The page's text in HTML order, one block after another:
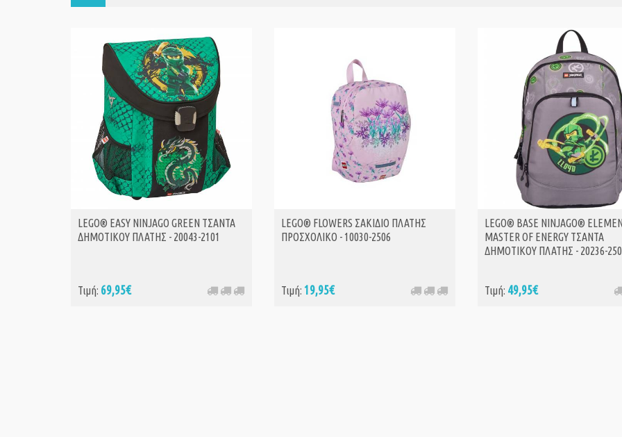
LEGO® EASY NINJAGO GREEN ΤΣΑΝΤΑ
ΔΗΜΟΤΙΚΟΥ ΠΛΑΤΗΣ - 20043-2101
Τιμή: 69,95€
LEGO® FLOWERS ΣΑΚΙΔΙΟ ΠΛΑΤΗΣ
ΠΡΟΣΧΟΛΙΚΟ - 10030-2506
Τιμή: 19,95€
LEGO® BASE NINJAGO®
MASTER OF ENERGY ΤΣΑΝΤΑ
ΔΗΜΟΤΙΚΟΥ ΠΛΑΤΗΣ - 20236-
Τιμή: 49,95€